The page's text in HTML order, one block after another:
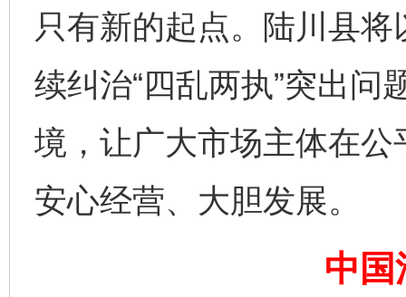
只有新的起点。陆川县
续纠治“四乱两执”突出问
境，让广大市场主体在
安心经营、大胆发展。
中国